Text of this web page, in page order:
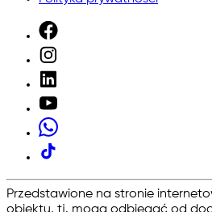
Przedstawione na stronie
obiektu, tj. mogą odbiegać od